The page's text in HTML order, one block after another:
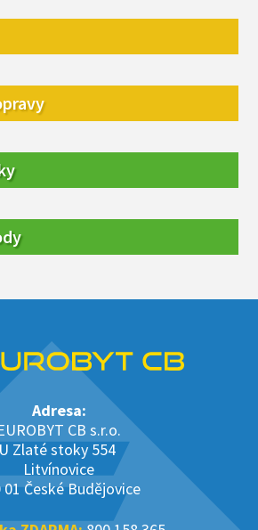
Adresa:
CB s.r.o.
U Zlaté stoky 554
Litvínovice
01 České Budějovice